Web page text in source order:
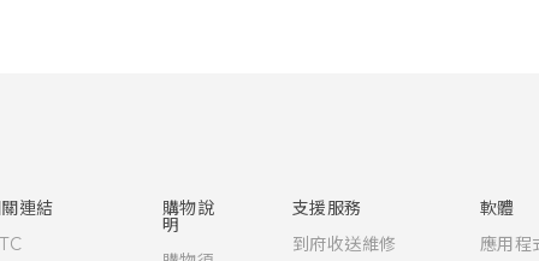
連結
購物說
明
支援服務
到府收送維修
軟體
應用程